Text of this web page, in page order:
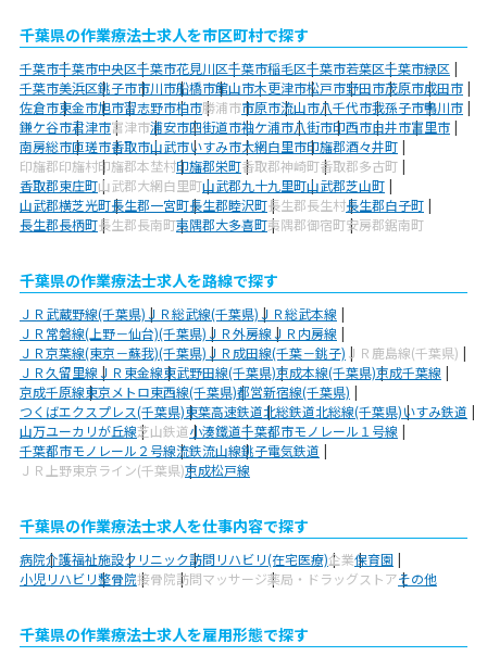
千葉県の作業療法士求人を市区町村で探す
千葉市千葉市中央区千葉市花見川区千葉市稲毛区千葉市若葉区千葉市緑区
千葉市美浜区銚子市市川市船橋市館山市木更津市松戸市野田市茂原市成田市
佐倉市東金市旭市習志野市柏市勝浦市市原市流山市八千代市我孫子市鴨川市
鎌ケ谷市君津市富津市浦安市四街道市袖ケ浦市八街市印西市白井市富里市
南房総市匝瑳市香取市山武市いすみ市大網白里市印旛郡酒々井町
印旛郡印旛村印旛郡本埜村印旛郡栄町香取郡神崎町香取郡多古町
香取郡東庄町山武郡大網白里町山武郡九十九里町山武郡芝山町
山武郡横芝光町長生郡一宮町長生郡睦沢町長生郡長生村長生郡白子町
長生郡長柄町長生郡長南町夷隅郡大多喜町夷隅郡御宿町安房郡鋸南町
千葉県の作業療法士求人を路線で探す
ＪＲ武蔵野線(千葉県)ＪＲ総武線(千葉県)ＪＲ総武本線
ＪＲ常磐線(上野－仙台)(千葉県)ＪＲ外房線ＪＲ内房線
ＪＲ京葉線(東京－蘇我)(千葉県)ＪＲ成田線(千葉－銚子) ＪＲ鹿島線(千葉県)
ＪＲ久留里線ＪＲ東金線東武野田線(千葉県)京成本線(千葉県)京成千葉線
京成千原線東京メトロ東西線(千葉県)都営新宿線(千葉県)
つくばエクスプレス(千葉県)東葉高速鉄道北総鉄道北総線(千葉県)いすみ鉄道
山万ユーカリが丘線芝山鉄道小湊鐵道千葉都市モノレール１号線
千葉都市モノレール２号線流鉄流山線銚子電気鉄道
ＪＲ上野東京ライン(千葉県)京成松戸線
千葉県の作業療法士求人を仕事内容で探す
病院介護福祉施設クリニック訪問リハビリ(在宅医療)企業保育園
小児リハビリ整骨院接骨院訪問マッサージ薬局・ドラッグストアその他
千葉県の作業療法士求人を雇用形態で探す